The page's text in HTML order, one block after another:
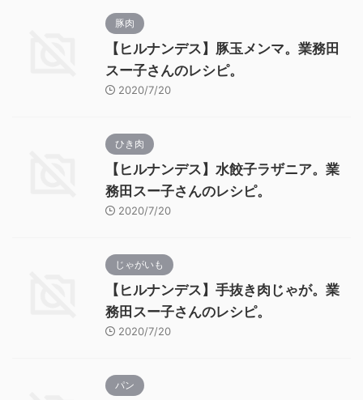
豚肉
【ヒルナンデス】豚玉メンマ。業務田
スー子さんのレシピ。
2020/7/20
ひき肉
【ヒルナンデス】水餃子ラザニア。業
務田スー子さんのレシピ。
2020/7/20
じゃがいも
【ヒルナンデス】手抜き肉じゃが。業
務田スー子さんのレシピ。
2020/7/20
パン